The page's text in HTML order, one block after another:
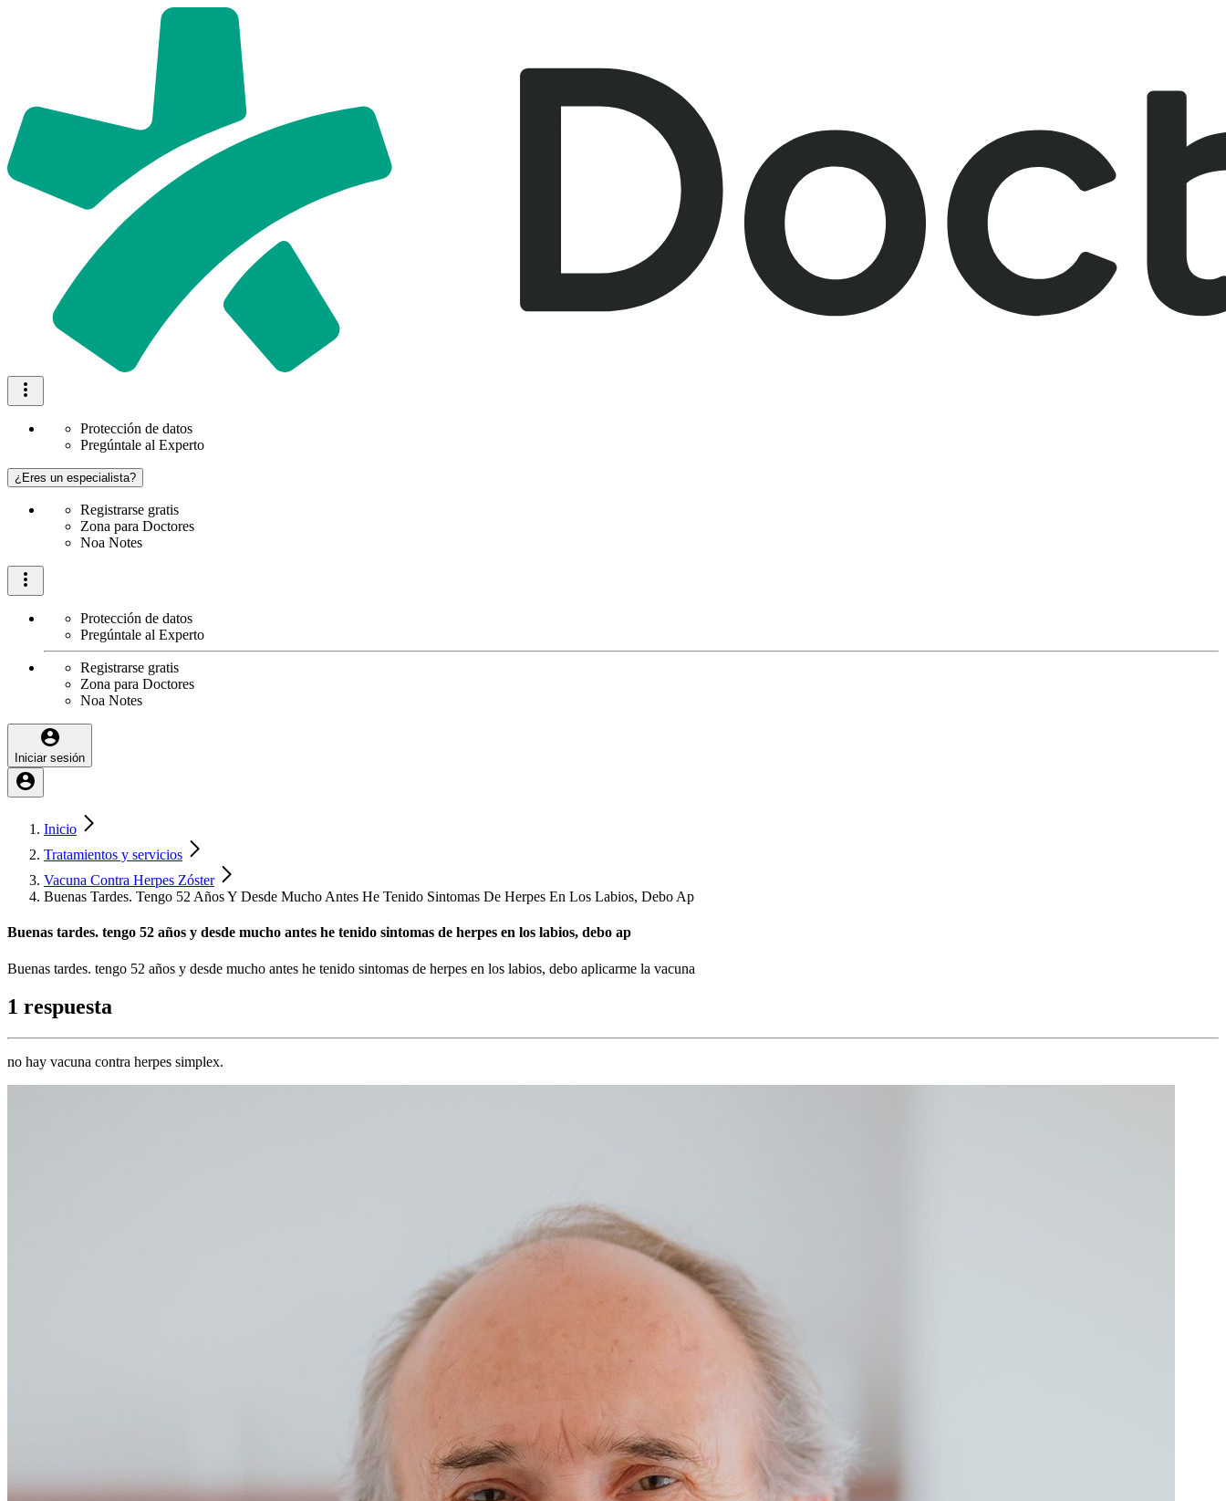
Protección de datos
Pregúntale al Experto
¿Eres un especialista?
Registrarse gratis
Zona para Doctores
Noa Notes
Protección de datos
Pregúntale al Experto
Registrarse gratis
Zona para Doctores
Noa Notes
Iniciar sesión
Inicio
Tratamientos y servicios
Vacuna Contra Herpes Zóster
Buenas Tardes. Tengo 52 Años Y Desde Mucho Antes He Tenido Sintomas De Herpes En Los Labios, Debo Ap
Buenas tardes. tengo 52 años y desde mucho antes he tenido sintomas de herpes en los labios, debo ap
Buenas tardes. tengo 52 años y desde mucho antes he tenido sintomas de herpes en los labios, debo aplicarme la vacuna
1 respuesta
no hay vacuna contra herpes simplex.